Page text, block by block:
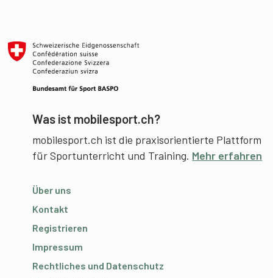
Was ist mobilesport.ch?
mobilesport.ch ist die praxisorientierte Plattform
für Sportunterricht und Training. Mehr erfahren
Über uns
Kontakt
Registrieren
Impressum
Rechtliches und Datenschutz